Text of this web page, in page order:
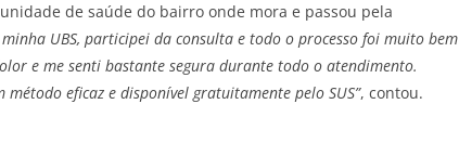
de saúde do bairro onde mora e passou pela
UBS, participei da consulta e todo o processo foi muito bem
e me senti bastante segura durante todo o atendimento.
eficaz e disponível gratuitamente pelo SUS”, contou.